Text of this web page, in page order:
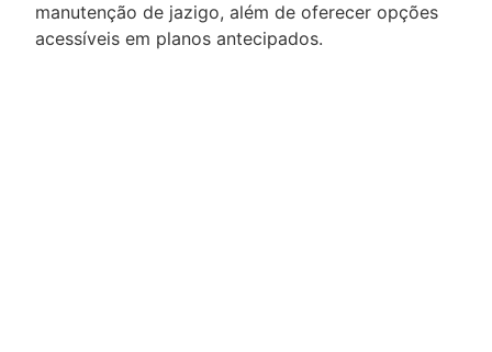
manutenção de jazigo, além de oferecer opções
acessíveis em planos antecipados.